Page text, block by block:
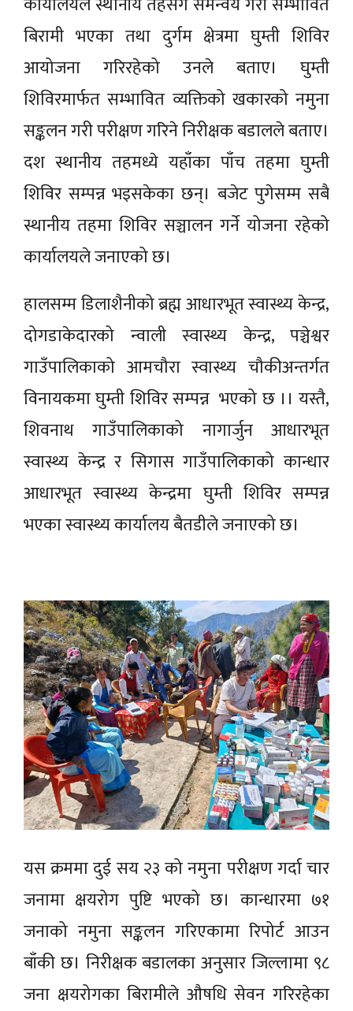
बिरामी भएका तथा दुर्गम क्षेत्रमा घुम्ती शिविर
आयोजना गरिरहेको उनले बताए। घुम्ती
शिविरमार्फत सम्भावित व्यक्तिको खकारको नमुना
सङ्कलन गरी परीक्षण गरिने निरीक्षक बडालले बताए।
दश स्थानीय तहमध्ये यहाँका पाँच तहमा घुम्ती
शिविर सम्पन्न भइसकेका छन्। बजेट पुगेसम्म सबै
स्थानीय तहमा शिविर सञ्चालन गर्ने योजना रहेको
कार्यालयले जनाएको छ।
हालसम्म डिलाशैनीको ब्रह्म आधारभूत स्वास्थ्य केन्द्र,
दोगडाकेदारको न्वाली स्वास्थ्य केन्द्र, पञ्चेश्वर
गाउँपालिकाको आमचौरा स्वास्थ्य चौकीअन्तर्गत
विनायकमा घुम्ती शिविर सम्पन्न भएको छ ।। यस्तै,
शिवनाथ गाउँपालिकाको नागार्जुन आधारभूत
स्वास्थ्य केन्द्र र सिगास गाउँपालिकाको कान्धार
आधारभूत स्वास्थ्य केन्द्रमा घुम्ती शिविर सम्पन्न
भएका स्वास्थ्य कार्यालय बैतडीले जनाएको छ।
यस क्रममा दुई सय २३ को नमुना परीक्षण गर्दा चार
जनामा क्षयरोग पुष्टि भएको छ। कान्धारमा ७१
जनाको नमुना सङ्कलन गरिएकामा रिपोर्ट आउन
बाँकी छ। निरीक्षक बडालका अनुसार जिल्लामा ९८
जना क्षयरोगका बिरामीले औषधि सेवन गरिरहेका